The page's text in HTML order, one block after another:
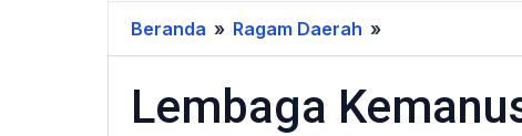
Beranda » Ragam Daerah »
Kemanusiaan
Hayrat
Lembaga